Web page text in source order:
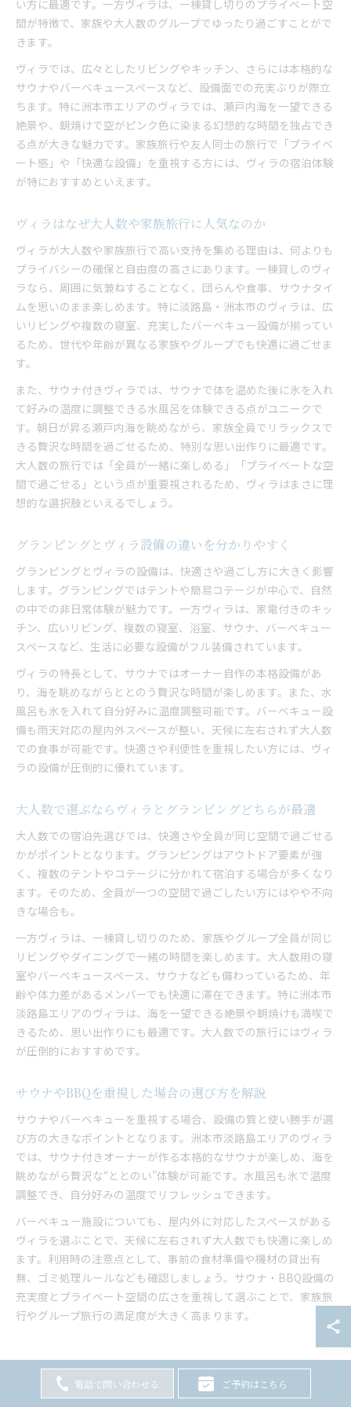
い方に最適です。一方ヴィラは、一棟貸し切りのプライベート空
間が特徴で、家族や大人数のグループでゆったり過ごすことがで
きます。
ヴィラでは、広々としたリビングやキッチン、さらには本格的な
サウナやバーベキュースペースなど、設備面での充実ぶりが際立
ちます。特に洲本市エリアのヴィラでは、瀬戸内海を一望できる
絶景や、朝焼けで空がピンク色に染まる幻想的な時間を独占でき
る点が大きな魅力です。家族旅行や友人同士の旅行で「プライベ
ート感」や「快適な設備」を重視する方には、ヴィラの宿泊体験
が特におすすめといえます。
ヴィラはなぜ大人数や家族旅行に人気なのか
ヴィラが大人数や家族旅行で高い支持を集める理由は、何よりも
プライバシーの確保と自由度の高さにあります。一棟貸しのヴィ
ラなら、周囲に気兼ねすることなく、団らんや食事、サウナタイ
ムを思いのまま楽しめます。特に淡路島・洲本市のヴィラは、広
いリビングや複数の寝室、充実したバーベキュー設備が揃ってい
るため、世代や年齢が異なる家族やグループでも快適に過ごせま
す。
また、サウナ付きヴィラでは、サウナで体を温めた後に氷を入れ
て好みの温度に調整できる水風呂を体験できる点がユニークで
す。朝日が昇る瀬戸内海を眺めながら、家族全員でリラックスで
きる贅沢な時間を過ごせるため、特別な思い出作りに最適です。
大人数の旅行では「全員が一緒に楽しめる」「プライベートな空
間で過ごせる」という点が重要視されるため、ヴィラはまさに理
想的な選択肢といえるでしょう。
グランピングとヴィラ設備の違いを分かりやすく
グランピングとヴィラの設備は、快適さや過ごし方に大きく影響
します。グランピングではテントや簡易コテージが中心で、自然
の中での非日常体験が魅力です。一方ヴィラは、家電付きのキッ
チン、広いリビング、複数の寝室、浴室、サウナ、バーベキュー
スペースなど、生活に必要な設備がフル装備されています。
ヴィラの特長として、サウナではオーナー自作の本格設備があ
り、海を眺めながらととのう贅沢な時間が楽しめます。また、水
風呂も氷を入れて自分好みに温度調整可能です。バーベキュー設
備も雨天対応の屋内外スペースが整い、天候に左右されず大人数
での食事が可能です。快適さや利便性を重視したい方には、ヴィ
ラの設備が圧倒的に優れています。
大人数で選ぶならヴィラとグランピングどちらが最適
大人数での宿泊先選びでは、快適さや全員が同じ空間で過ごせる
かがポイントとなります。グランピングはアウトドア要素が強
く、複数のテントやコテージに分かれて宿泊する場合が多くなり
ます。そのため、全員が一つの空間で過ごしたい方にはやや不向
きな場合も。
一方ヴィラは、一棟貸し切りのため、家族やグループ全員が同じ
リビングやダイニングで一緒の時間を楽しめます。大人数用の寝
室やバーベキュースペース、サウナなども備わっているため、年
齢や体力差があるメンバーでも快適に滞在できます。特に洲本市
淡路島エリアのヴィラは、海を一望できる絶景や朝焼けも満喫で
きるため、思い出作りにも最適です。大人数での旅行にはヴィラ
が圧倒的におすすめです。
サウナやBBQを重視した場合の選び方を解説
サウナやバーベキューを重視する場合、設備の質と使い勝手が選
び方の大きなポイントとなります。洲本市淡路島エリアのヴィラ
では、サウナ付きオーナーが作る本格的なサウナが楽しめ、海を
眺めながら贅沢な“ととのい”体験が可能です。水風呂も氷で温度
調整でき、自分好みの温度でリフレッシュできます。
バーベキュー施設についても、屋内外に対応したスペースがある
ヴィラを選ぶことで、天候に左右されず大人数でも快適に楽しめ
ます。利用時の注意点として、事前の食材準備や機材の貸出有
無、ゴミ処理ルールなども確認しましょう。サウナ・BBQ設備の
充実度とプライベート空間の広さを重視して選ぶことで、家族旅
行やグループ旅行の満足度が大きく高まります。
電話で問い合わせる ご予約はこちら